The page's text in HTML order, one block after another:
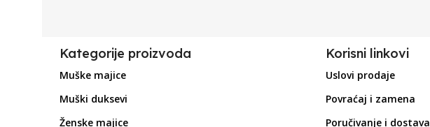
Kategorije proizvoda
Muške majice
Muški duksevi
Ženske majice
Korisni linkovi
Uslovi prodaje
Povraćaj i zamena
Poručivanje i dostava